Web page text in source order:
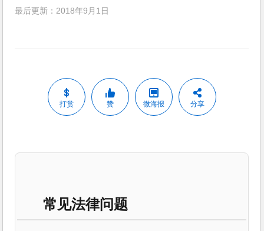
最后更新：2018年9月1日
打赏 赞 微海报 分享
常见法律问题